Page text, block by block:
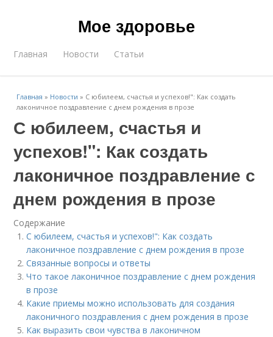
Мое здоровье
Главная Новости Статьи
Главная » Новости » С юбилеем, счастья и успехов!": Как создать
лаконичное поздравление с днем рождения в прозе
С юбилеем, счастья и
успехов!": Как создать
лаконичное поздравление с
днем рождения в прозе
Содержание
С юбилеем, счастья и успехов!": Как создать
лаконичное поздравление с днем рождения в прозе
Связанные вопросы и ответы
Что такое лаконичное поздравление с днем рождения
в прозе
Какие приемы можно использовать для создания
лаконичного поздравления с днем рождения в прозе
Как выразить свои чувства в лаконичном